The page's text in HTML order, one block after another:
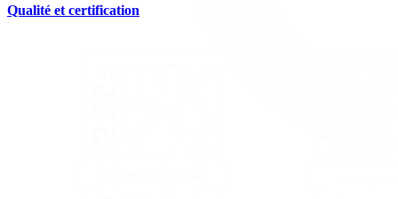
Qualité et certification